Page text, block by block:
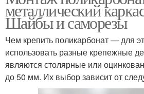
металлический
Шайбы и саморезы
Чем крепить поликарбонат — для
использовать разные крепежные
являются столярные или
до 50 мм. Их выбор зависит от